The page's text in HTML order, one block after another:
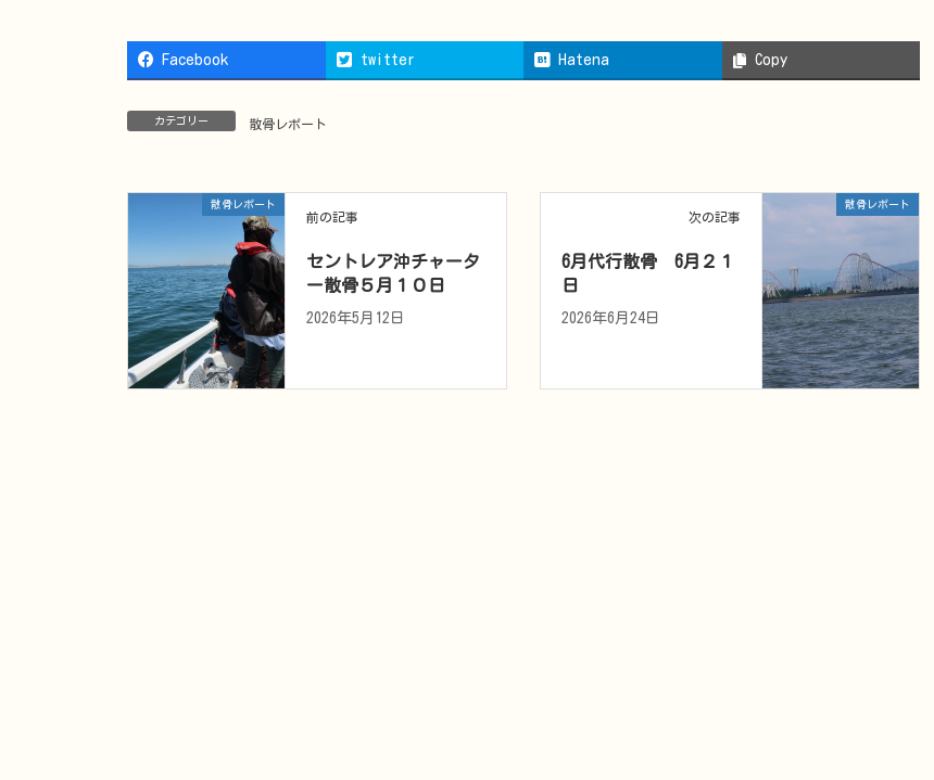
Facebook twitter Hatena Copy
カテゴリー 散骨レポート
散骨レポート
前の記事
セントレア沖チャータ
ー散骨５月１０日
2026年5月12日
散骨レポート
次の記事
6月代行散骨 6月２１
日
2026年6月24日